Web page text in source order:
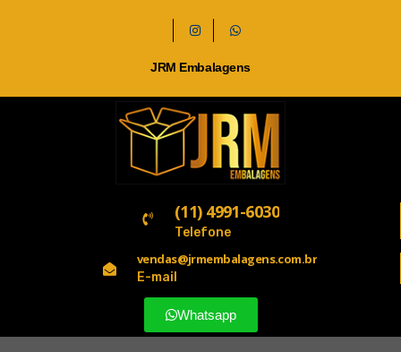
JRM Embalagens
(11) 4991-6030
Telefone
vendas@jrmembalagens.com.br
E-mail
Whatsapp